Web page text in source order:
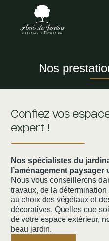
Nos
Confiez vos
expert !
Nos spécialistes du
l’aménagement
Nous vous conseillerons
travaux, de la détermination
au choix des végétaux et
décoratives. Quelles que
de votre espace extérieur,
beau jardin.